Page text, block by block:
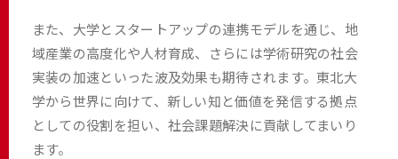
また、大学とスタートアップの連携モデルを通じ、地
域産業の高度化や人材育成、さらには学術研究の社会
実装の加速といった波及効果も期待されます。東北大
学から世界に向けて、新しい知と価値を発信する拠点
としての役割を担い、社会課題解決に貢献してまいり
ます。